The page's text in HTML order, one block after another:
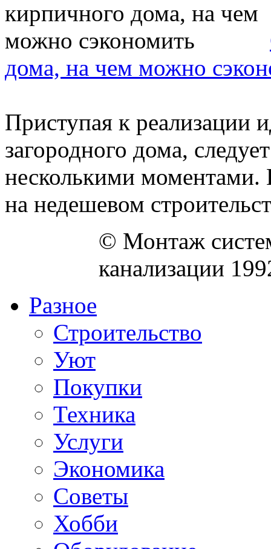
дома, на чем можно
Приступая к реализации
загородного дома,
несколькими моментами.
на недешевом
© Монтаж
канализации
Разное
Строительство
Уют
Покупки
Техника
Услуги
Экономика
Советы
Хобби